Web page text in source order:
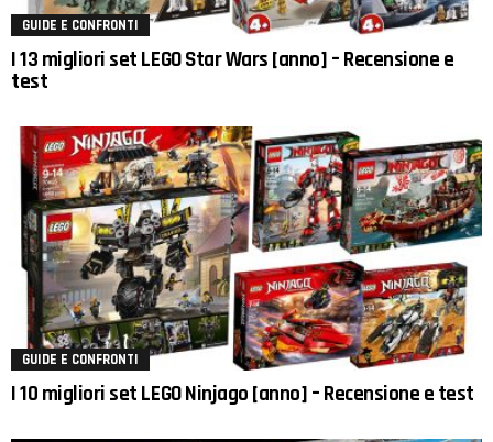
GUIDE E CONFRONTI
I 13 migliori set LEGO Star Wars [anno] – Recensione e
test
GUIDE E CONFRONTI
I 10 migliori set LEGO Ninjago [anno] – Recensione e test